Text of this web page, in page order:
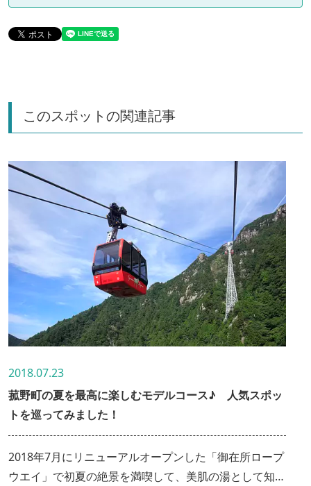
このスポットの関連記事
2018.07.23
菰野町の夏を最高に楽しむモデルコース♪ 人気スポッ
トを巡ってみました！
2018年7月にリニューアルオープンした「御在所ロープ
ウエイ」で初夏の絶景を満喫して、美肌の湯として知ら